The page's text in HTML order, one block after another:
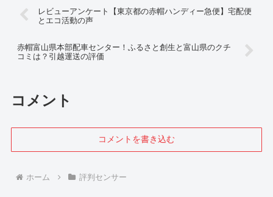
レビューアンケート【東京都の赤帽ハンディー急便】宅配便
とエコ活動の声
赤帽富山県本部配車センター！ふるさと創生と富山県のクチ
コミは？引越運送の評価
コメント
コメントを書き込む
ホーム 評判センサー